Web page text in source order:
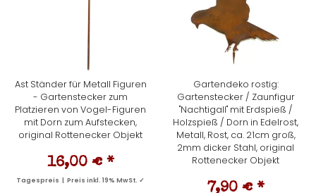
Ast Ständer für Metall Figuren
- Gartenstecker zum
Platzieren von Vogel-Figuren
mit Dorn zum Aufstecken,
original Rottenecker Objekt
16,00 € *
Tagespreis | Preis inkl. 19% MwSt. ✓
Gartendeko rostig:
Gartenstecker / Zaunfigur
"Nachtigall" mit Erdspieß /
Holzspieß / Dorn in Edelrost,
Metall, Rost, ca. 21cm groß,
2mm dicker Stahl, original
Rottenecker Objekt
7,90 € *